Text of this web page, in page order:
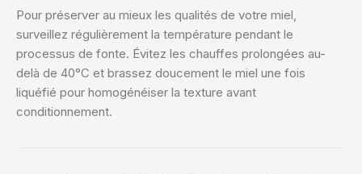
Pour préserver au mieux les qualités de votre miel,
surveillez régulièrement la température pendant le
processus de fonte. Évitez les chauffes prolongées au-
delà de 40°C et brassez doucement le miel une fois
liquéfié pour homogénéiser la texture avant
conditionnement.